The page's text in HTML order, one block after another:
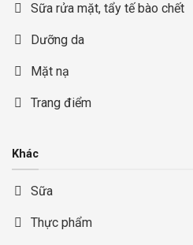
Sữa rửa mặt, tẩy tế bào chết
Dưỡng da
Mặt nạ
Trang điểm
Khác
Sữa
Thực phẩm